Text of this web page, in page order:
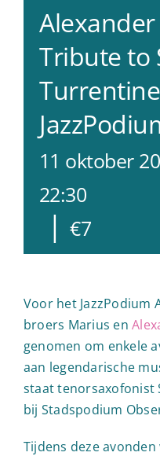
Tribute to
11 oktober
22:30
| €7
Voor het JazzPodium
broers Marius en
genomen om enkele
aan legendarische
staat tenorsaxofonist
bij Stadspodium
Tijdens deze